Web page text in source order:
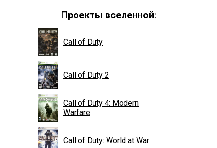
Проекты вселенной:
Call of Duty
Call of Duty 2
Call of Duty 4: Modern
Warfare
Call of Duty: World at War